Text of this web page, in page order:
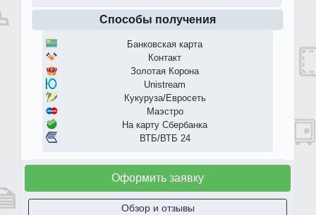
Способы получения
Банковская карта
Контакт
Золотая Корона
Unistream
Кукуруза/Евросеть
Маэстро
На карту Сбербанка
ВТБ/ВТБ 24
Оформить заявку
Обзор и отзывы